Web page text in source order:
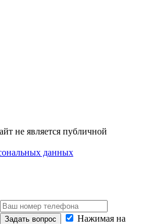
не является публичной
данных
Задать вопрос
Нажимая на